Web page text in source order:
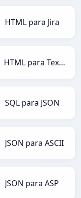
HTML para Jira
HTML para Textile
SQL para JSON
JSON para ASCII
JSON para ASP